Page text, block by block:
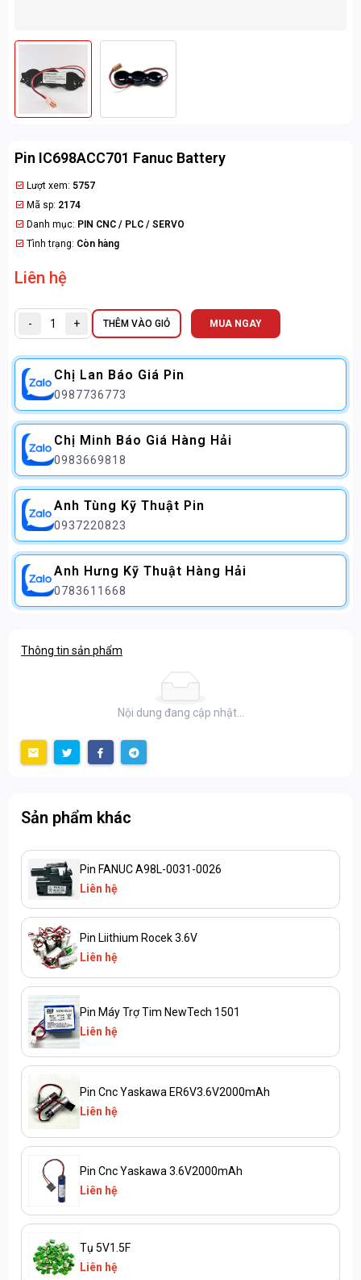
Pin IC698ACC701 Fanuc Battery
Lượt xem: 5757
Mã sp: 2174
Danh mục: PIN CNC / PLC / SERVO
Tình trạng: Còn hàng
Liên hệ
- + THÊM VÀO GIỎ MUA NGAY
Chị Lan Báo Giá Pin
0987736773
Chị Minh Báo Giá Hàng Hải
0983669818
Anh Tùng Kỹ Thuật Pin
0937220823
Anh Hưng Kỹ Thuật Hàng Hải
0783611668
Thông tin sản phẩm
Nội dung đang cập nhật...
Sản phẩm khác
Pin FANUC A98L-0031-0026
Liên hệ
Pin Liithium Rocek 3.6V
Liên hệ
Pin Máy Trợ Tim NewTech 1501
Liên hệ
Pin Cnc Yaskawa ER6V3.6V2000mAh
Liên hệ
Pin Cnc Yaskawa 3.6V2000mAh
Liên hệ
Tụ 5V1.5F
Liên hệ